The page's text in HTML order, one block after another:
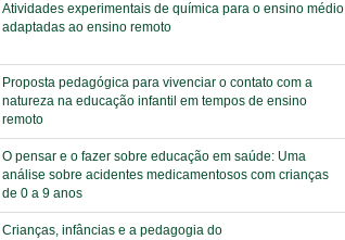
Atividades experimentais de química para o ensino médio
adaptadas ao ensino remoto
Proposta pedagógica para vivenciar o contato com a
natureza na educação infantil em tempos de ensino
remoto
O pensar e o fazer sobre educação em saúde: Uma
análise sobre acidentes medicamentosos com crianças
de 0 a 9 anos
Crianças, infâncias e a pedagogia do